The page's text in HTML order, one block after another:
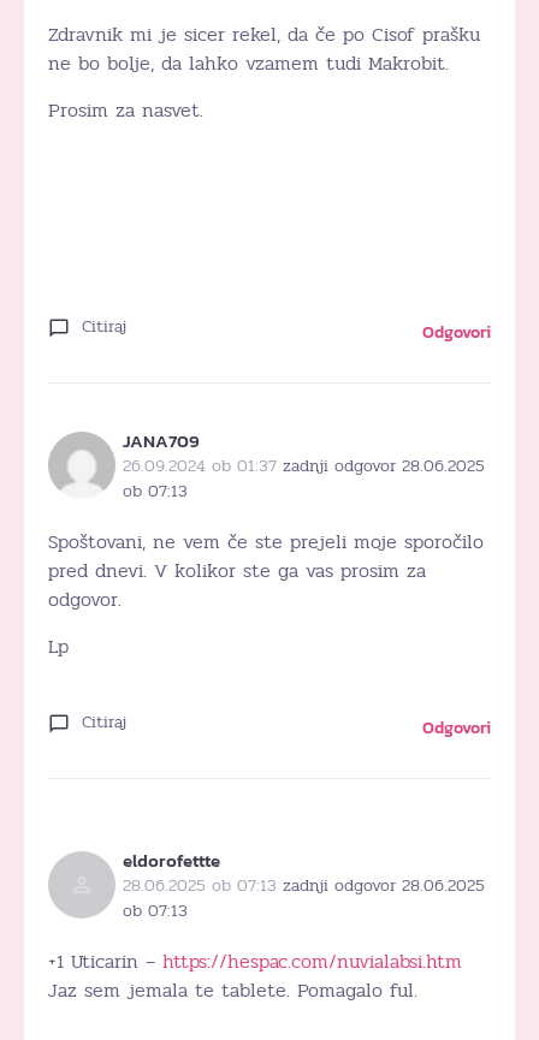
Zdravnik mi je sicer rekel, da če po Cisof prašku
ne bo bolje, da lahko vzamem tudi Makrobit.
Prosim za nasvet.
Citiraj Odgovori
JANA709
26.09.2024 ob 01:37 zadnji odgovor 28.06.2025
ob 07:13
Spoštovani, ne vem če ste prejeli moje sporočilo
pred dnevi. V kolikor ste ga vas prosim za
odgovor.
Lp
Citiraj Odgovori
eldorofettte
28.06.2025 ob 07:13 zadnji odgovor 28.06.2025
ob 07:13
+1 Uticarin – https://hespac.com/nuvialabsi.htm
Jaz sem jemala te tablete. Pomagalo ful.